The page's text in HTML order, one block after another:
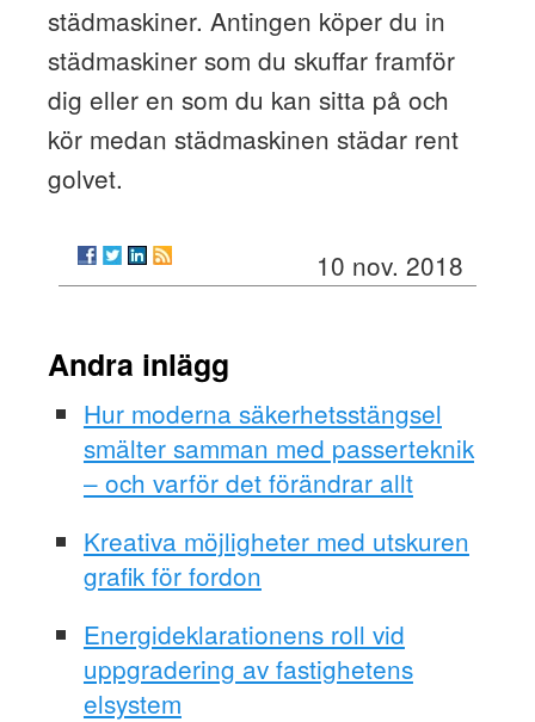
städmaskiner. Antingen köper du in
städmaskiner som du skuffar framför
dig eller en som du kan sitta på och
kör medan städmaskinen städar rent
golvet.
10 nov. 2018
Andra inlägg
Hur moderna säkerhetsstängsel
smälter samman med passerteknik
– och varför det förändrar allt
Kreativa möjligheter med utskuren
grafik för fordon
Energideklarationens roll vid
uppgradering av fastighetens
elsystem